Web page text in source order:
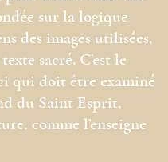
sur la logique
des images utilisées,
sacré. C’est le
qui doit être examiné
du Saint Esprit,
comme l’enseigne